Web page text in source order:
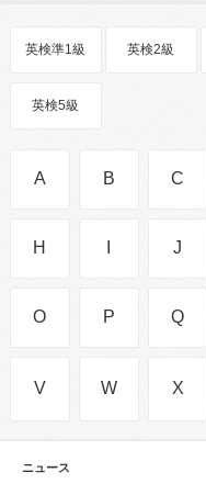
英検準1級 英検2級
英検5級
A B C
H J
O P Q
V W X
ニュース